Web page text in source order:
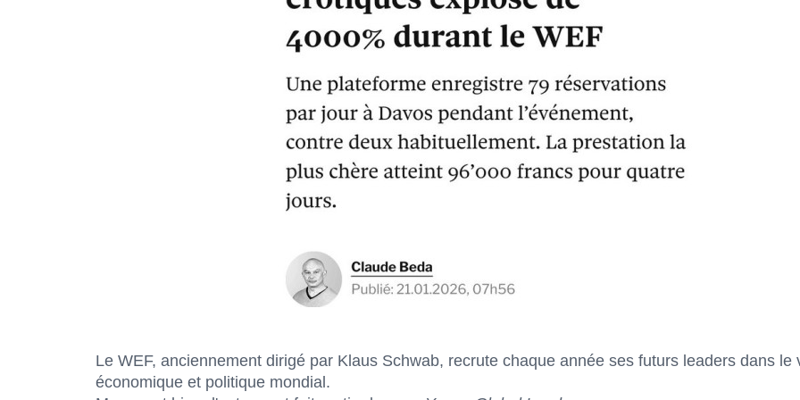
Le WEF, anciennement dirigé par Klaus Schwab, recrute chaque année ses futurs leaders dans le
économique et politique mondial.